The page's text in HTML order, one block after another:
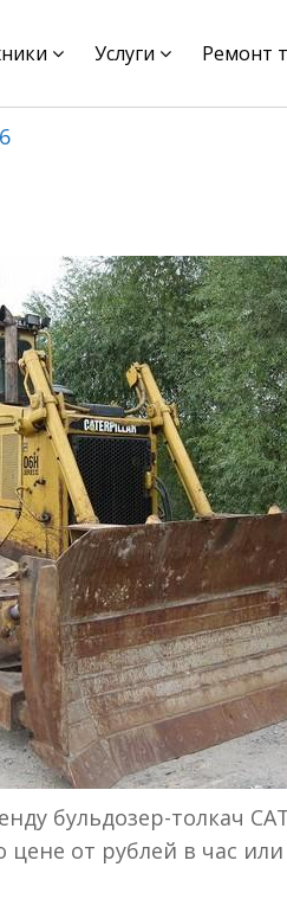
Услуги Ремонт
бульдозер-толкач
от рублей в час или